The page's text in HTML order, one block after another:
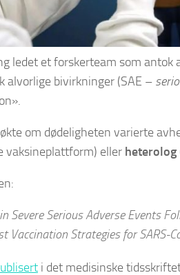
ledet et forskerteam som
alvorlige bivirkninger (SAE –
om dødeligheten varierte
vaksineplattform) eller heterolog
Severe Serious Adverse Events
Vaccination Strategies for SARS-
i det medisinske